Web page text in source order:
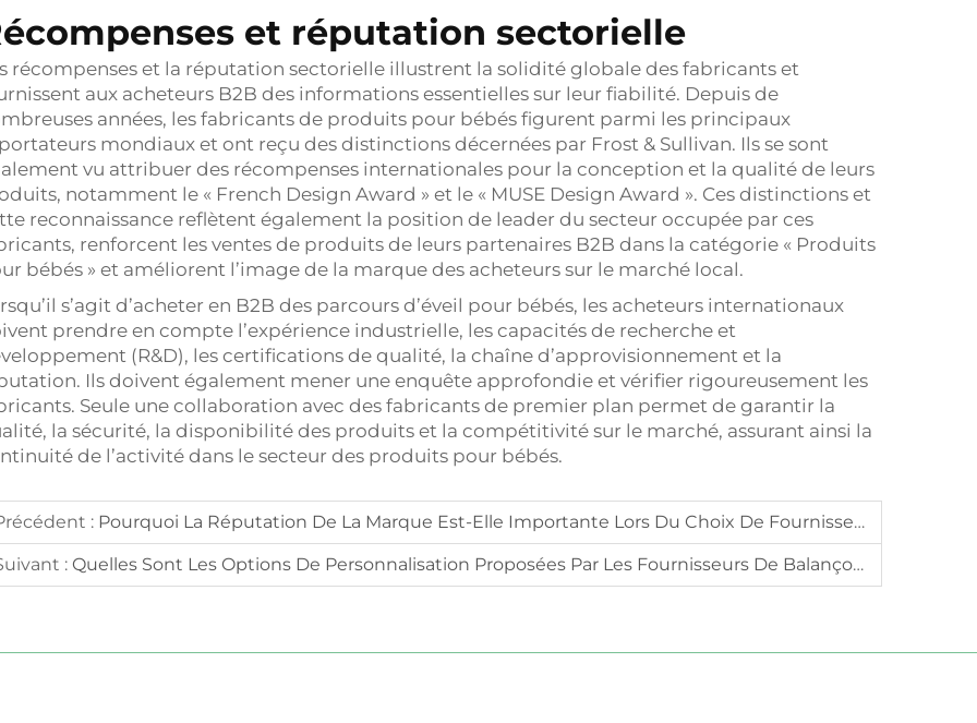
et réputation sectorielle
récompenses et la réputation sectorielle illustrent la solidité globale des fabricants et
aux acheteurs B2B des informations essentielles sur leur fiabilité. Depuis de
années, les fabricants de produits pour bébés figurent parmi les principaux
mondiaux et ont reçu des distinctions décernées par Frost & Sullivan. Ils se sont
vu attribuer des récompenses internationales pour la conception et la qualité de leurs
notamment le « French Design Award » et le « MUSE Design Award ». Ces distinctions et
reconnaissance reflètent également la position de leader du secteur occupée par ces
renforcent les ventes de produits de leurs partenaires B2B dans la catégorie « Produits
bébés » et améliorent l’image de la marque des acheteurs sur le marché local.
s’agit d’acheter en B2B des parcours d’éveil pour bébés, les acheteurs internationaux
prendre en compte l’expérience industrielle, les capacités de recherche et
(R&D), les certifications de qualité, la chaîne d’approvisionnement et la
Ils doivent également mener une enquête approfondie et vérifier rigoureusement les
Seule une collaboration avec des fabricants de premier plan permet de garantir la
la sécurité, la disponibilité des produits et la compétitivité sur le marché, assurant ainsi la
de l’activité dans le secteur des produits pour bébés.
: Pourquoi La Réputation De La Marque Est-Elle Importante Lors Du Choix De Fournisseurs De Lits Bébé ?
: Quelles Sont Les Options De Personnalisation Proposées Par Les Fournisseurs De Balançoires Pour Bébés ?